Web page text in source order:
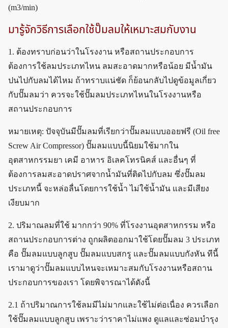
(m3/min)
มารู้จักวิธีการเลือกใช้ปั๊มลมให้เหมาะสมกับงาน
1. ต้องทราบก่อนว่าในโรงงาน หรือสถานประกอบการ
ต้องการใช้ลมประเภทไหน ลมสะอาดมากหรือน้อย มีน้ำมัน
ปนไปกับลมได้ไหม ถ้าทราบแน่ชัด ก็ย้อนกลับไปดูข้อมูลเกี่ยว
กับปั๊มลมว่า ควรจะใช้ปั๊มลมประเภทไหนในโรงงานหรือ
สถานประกอบการ
หมายเหตุ: ปัจจุบันมีปั๊มลมที่เรียกว่าปั๊มลมแบบออยฟรี (Oil free
Screw Air Compressor) ปั๊มลมแบบนี้นิยมใช้มากใน
อุตสาหกรรมยา เคมี อาหาร อิเลคโทรนิคส์ และอื่นๆ ที่
ต้องการลมสะอาดปราศจากน้ำมันที่ติดไปกับลม ซึ่งปั๊มลม
ประเภทนี้ จะหล่อลื่นโดยการใช้น้ำ ไม่ใช้น้ำมัน และมีเสียง
เงียบมาก
2. ปริมาณลมที่ใช้ มากกว่า 90% ที่โรงงานอุตสาหกรรม หรือ
สถานประกอบการต่าง ถูกผลิตออกมาใช้โดยปั๊มลม 3 ประเภท
คือ ปั๊มลมแบบลูกสูบ ปั๊มลมแบบสกรู และปั๊มลมแบบกังหัน ทีนี้
เรามาดูว่าปั๊มลมแบบไหนจะเหมาะสมกับโรงงานหรือสถาน
ประกอบการของเรา โดยพิจารณาได้ดังนี้
2.1 ถ้าปริมาณการใช้ลมมีไม่มากและใช้ไม่ต่อเนื่อง ควรเลือก
ใช้ปั๊มลมแบบลูกสูบ เพราะว่าราคาไม่แพง ดูแลและซ่อมบำรุง